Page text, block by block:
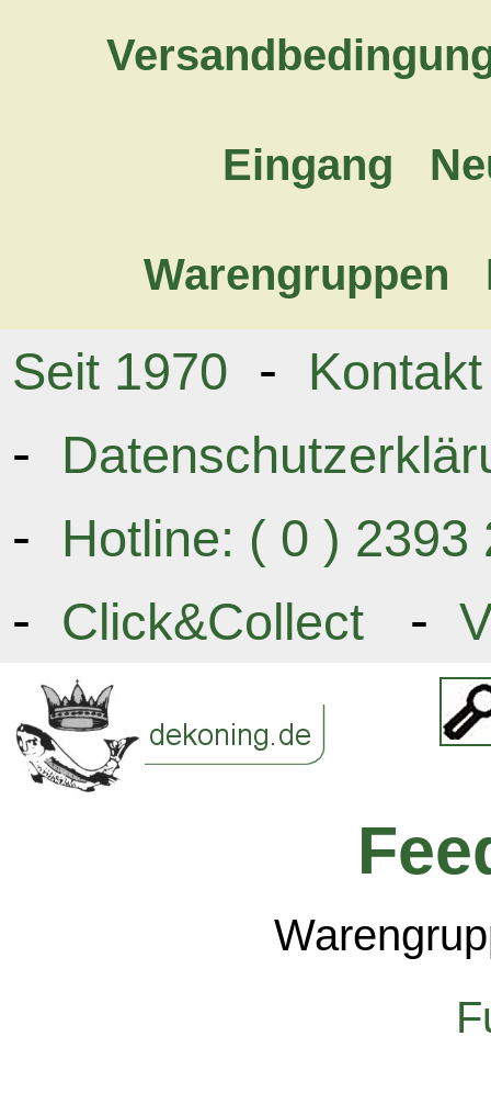
Eingang
Warengruppen
Seit 1970 - Kontakt
-
- Hotline: ( 0 )
- Click&Collect -